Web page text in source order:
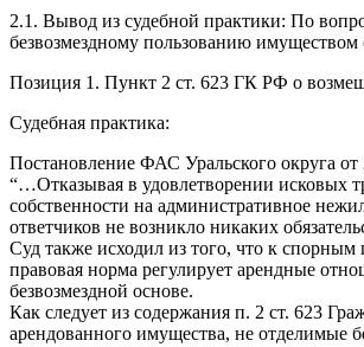
2.1. Вывод из судебной практики: По
безвозмездному пользованию имуществом
Позиция 1. Пункт 2 ст. 623 ГК РФ о
Судебная практика:
Постановление ФАС Уральского округа
“…Отказывая в удовлетворении исковых
собственности на административное
ответчиков не возникло никаких
Суд также исходил из того, что к
правовая норма регулирует арендные
безвозмездной основе.
Как следует из содержания п. 2 ст. 623
арендованного имущества, не отделимые